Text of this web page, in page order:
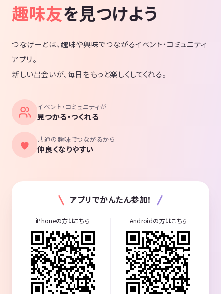
趣味友を見つけよう
つなげーとは、趣味や興味でつながるイベント・コミュニティ
アプリ。
新しい出会いが、毎日をもっと楽しくしてくれる。
イベント・コミュニティが
見つかる・つくれる
共通の趣味でつながるから
仲良くなりやすい
アプリでかんたん参加！
iPhoneの方はこちら Androidの方はこちら